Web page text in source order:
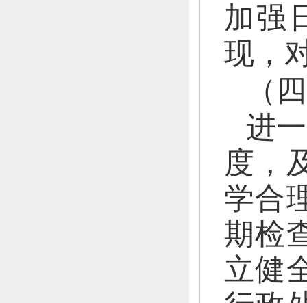
加强
现，
（
进
度，
学合
期检
立健